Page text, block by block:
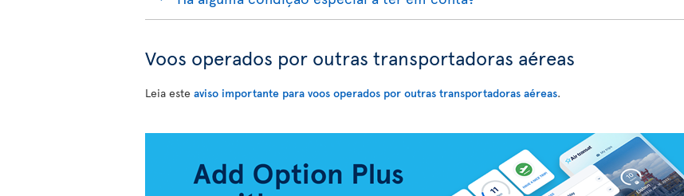
Voos operados por outras transportadoras aéreas
Leia este aviso importante para voos operados por outras transportadoras aéreas.